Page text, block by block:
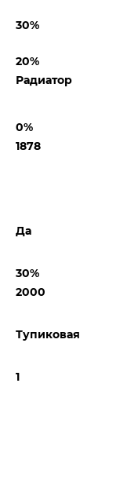
30%
20%
Радиатор
0%
1878
Да
30%
2000
Тупиковая
1